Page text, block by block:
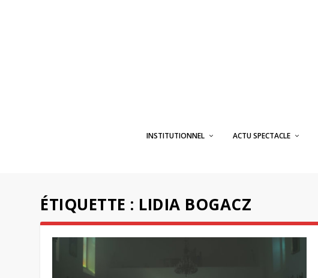
INSTITUTIONNEL ACTU SPECTACLE
ÉTIQUETTE : LIDIA BOGACZ